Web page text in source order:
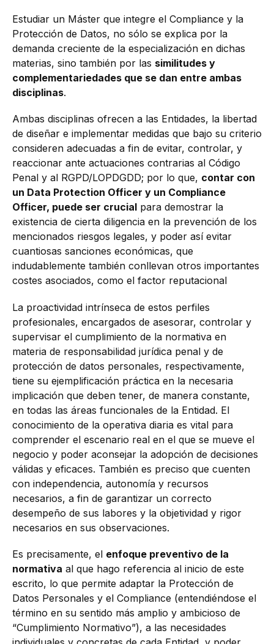
Estudiar un Máster que integre el Compliance y la
Protección de Datos, no sólo se explica por la
demanda creciente de la especialización en dichas
materias, sino también por las similitudes y
complementariedades que se dan entre ambas
disciplinas.
Ambas disciplinas ofrecen a las Entidades, la libertad
de diseñar e implementar medidas que bajo su criterio
consideren adecuadas a fin de evitar, controlar, y
reaccionar ante actuaciones contrarias al Código
Penal y al RGPD/LOPDGDD; por lo que, contar con
un Data Protection Officer y un Compliance
Officer, puede ser crucial para demostrar la
existencia de cierta diligencia en la prevención de los
mencionados riesgos legales, y poder así evitar
cuantiosas sanciones económicas, que
indudablemente también conllevan otros importantes
costes asociados, como el factor reputacional
La proactividad intrínseca de estos perfiles
profesionales, encargados de asesorar, controlar y
supervisar el cumplimiento de la normativa en
materia de responsabilidad jurídica penal y de
protección de datos personales, respectivamente,
tiene su ejemplificación práctica en la necesaria
implicación que deben tener, de manera constante,
en todas las áreas funcionales de la Entidad. El
conocimiento de la operativa diaria es vital para
comprender el escenario real en el que se mueve el
negocio y poder aconsejar la adopción de decisiones
válidas y eficaces. También es preciso que cuenten
con independencia, autonomía y recursos
necesarios, a fin de garantizar un correcto
desempeño de sus labores y la objetividad y rigor
necesarios en sus observaciones.
Es precisamente, el enfoque preventivo de la
normativa al que hago referencia al inicio de este
escrito, lo que permite adaptar la Protección de
Datos Personales y el Compliance (entendiéndose el
término en su sentido más amplio y ambicioso de
“Cumplimiento Normativo”), a las necesidades